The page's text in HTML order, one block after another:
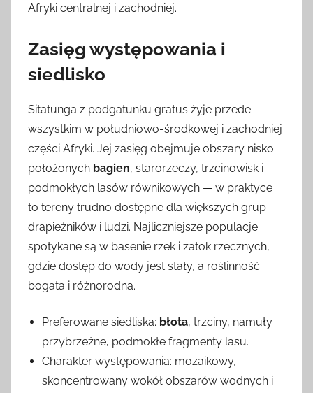
Afryki centralnej i zachodniej.
Zasięg występowania i
siedlisko
Sitatunga z podgatunku gratus żyje przede
wszystkim w południowo-środkowej i zachodniej
części Afryki. Jej zasięg obejmuje obszary nisko
położonych bagien, starorzeczy, trzcinowisk i
podmokłych lasów równikowych — w praktyce
to tereny trudno dostępne dla większych grup
drapieżników i ludzi. Najliczniejsze populacje
spotykane są w basenie rzek i zatok rzecznych,
gdzie dostęp do wody jest stały, a roślinność
bogata i różnorodna.
Preferowane siedliska: błota, trzciny, namuły
przybrzeżne, podmokłe fragmenty lasu.
Charakter występowania: mozaikowy,
skoncentrowany wokół obszarów wodnych i